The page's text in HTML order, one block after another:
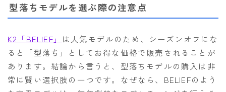
型落ちモデルを選ぶ際の注意点
K2「BELIEF」 は人気モデルのため、シーズンオフにな
ると「型落ち」としてお得な価格で販売されることが
あります。結論から言うと、型落ちモデルの購入は非
常に賢い選択肢の一つです。なぜなら、BELIEFのよう